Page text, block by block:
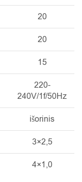
20
20
15
220-
240V/1f/50Hz
išorinis
3×2,5
4×1,0